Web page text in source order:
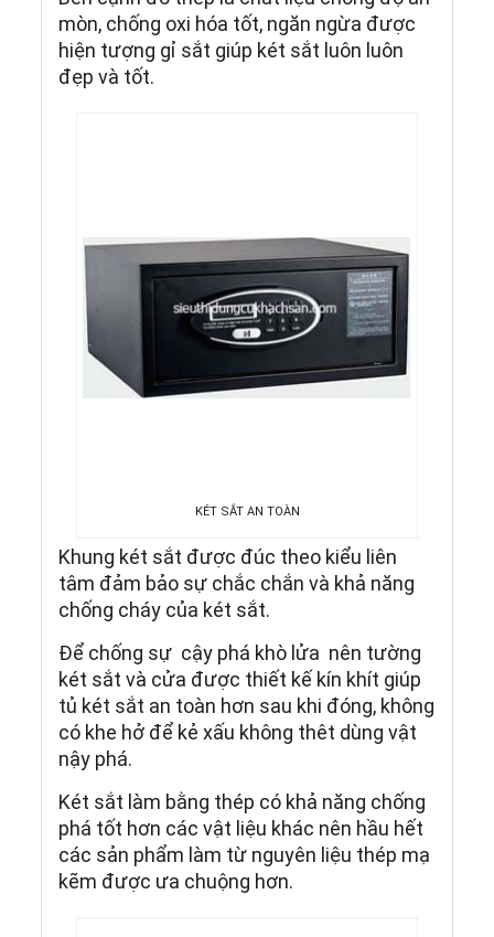
mòn, chống oxi hóa tốt, ngăn ngừa được
hiện tượng gỉ sắt giúp két sắt luôn luôn
đẹp và tốt.
KÉT SẮT AN TOÀN
Khung két sắt được đúc theo kiểu liên
tâm đảm bảo sự chắc chắn và khả năng
chống cháy của két sắt.
Để chống sự cậy phá khò lửa nên tường
két sắt và cửa được thiết kế kín khít giúp
tủ két sắt an toàn hơn sau khi đóng, không
có khe hở để kẻ xấu không thêt dùng vật
nậy phá.
Két sắt làm bằng thép có khả năng chống
phá tốt hơn các vật liệu khác nên hầu hết
các sản phẩm làm từ nguyên liệu thép mạ
kẽm được ưa chuộng hơn.